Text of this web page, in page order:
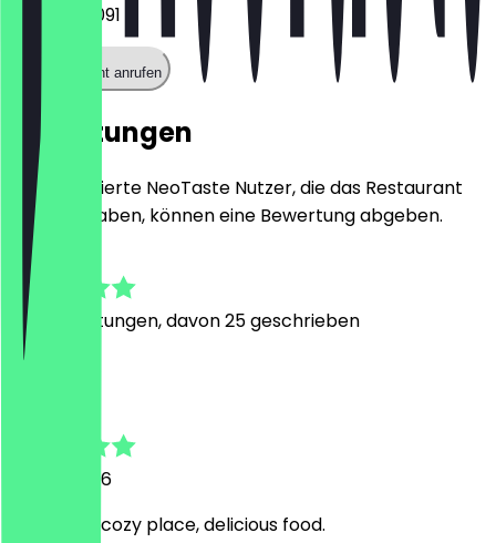
030 12364091
Restaurant anrufen
Bewertungen
Nur registrierte NeoTaste Nutzer, die das Restaurant
besucht haben, können eine Bewertung abgeben.
4.8
157
Bewertungen, davon 25 geschrieben
30. Juli 2026
Nice Staff, cozy place, delicious food.